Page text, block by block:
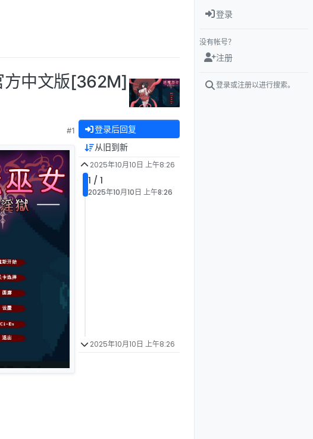
方中文版[362M]
#1 登录后回复
从旧到新
2025年10月10日 上午8:26
1 / 1
2025年10月10日 上午8:26
2025年10月10日 上午8:26
登录
没有帐号？
注册
登录或注册以进行搜索。